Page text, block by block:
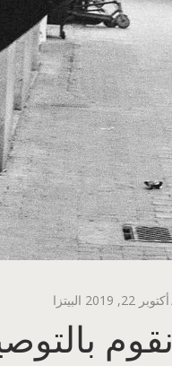
أكتوبر 22, 2019 البيتزا
نقوم